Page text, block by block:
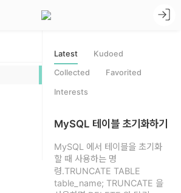
Latest Kudoed
Collected Favorited
Interests
MySQL 테이블 초기화하기
MySQL 에서 테이블을 초기화
할 때 사용하는 명
령.TRUNCATE TABLE
table_name; TRUNCATE 을